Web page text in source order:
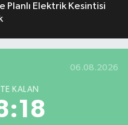
Planlı Elektrik Kesintisi
06.08.2026
KALAN